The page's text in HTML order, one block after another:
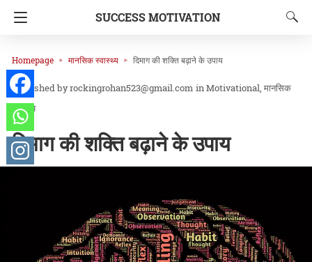
SUCCESS MOTIVATION
Homepage मानसिक स्वास्थ्य दिमाग की शक्ति बढ़ाने के उपाय
rockingrohan523@gmail.com inMotivational मानसिक
स्वास्थ्य
दिमाग की शक्ति बढ़ाने के उपाय